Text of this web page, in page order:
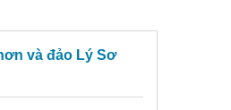
và đảo Lý Sơ